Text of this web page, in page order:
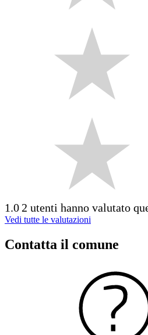
1.0 2 utenti hanno valutato
Vedi tutte le valutazioni
Contatta il comune